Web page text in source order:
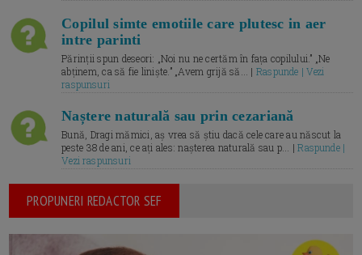
Copilul simte emotiile care plutesc in aer
intre parinti
Părinții spun deseori: „Noi nu ne certăm în fața copilului.” „Ne
abținem, ca să fie liniște.” „Avem grijă să... | Raspunde | Vezi
raspunsuri
Naștere naturală sau prin cezariană
Bună, Dragi mămici, aș vrea să știu dacă cele care au născut la
peste 38 de ani, ce ați ales: nașterea naturală sau p... |Raspunde |
Vezi raspunsuri
PROPUNERI REDACTOR SEF